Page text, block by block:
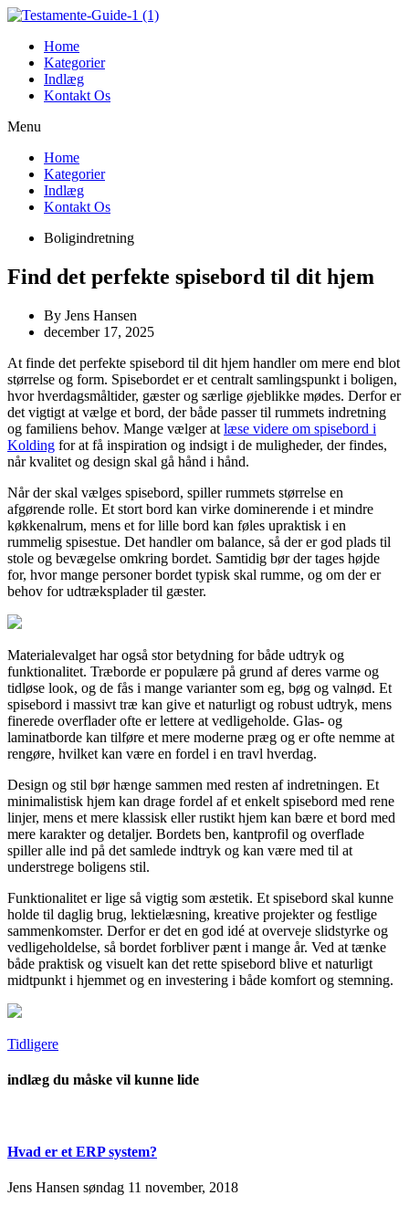
Videre
indholdHome
Kategorier
Indlæg
Kontakt Os
Menu
Home
Kategorier
Indlæg
Kontakt Os
Boligindretning
Find det perfekte spisebord til dit hjem
By Jens Hansen
december 17, 2025
At finde det perfekte spisebord til dit hjem handler om mere end blot
størrelse og form. Spisebordet er et centralt samlingspunkt i boligen,
hvor hverdagsmåltider, gæster og særlige øjeblikke mødes. Derfor er
det vigtigt at vælge et bord, der både passer til rummets indretning
og familiens behov. Mange vælger at læse videre om spisebord i
Kolding for at få inspiration og indsigt i de muligheder, der findes,
når kvalitet og design skal gå hånd i hånd.
Når der skal vælges spisebord, spiller rummets størrelse en
afgørende rolle. Et stort bord kan virke dominerende i et mindre
køkkenalrum, mens et for lille bord kan føles upraktisk i en
rummelig spisestue. Det handler om balance, så der er god plads til
stole og bevægelse omkring bordet. Samtidig bør der tages højde
for, hvor mange personer bordet typisk skal rumme, og om der er
behov for udtræksplader til gæster.
Materialevalget har også stor betydning for både udtryk og
funktionalitet. Træborde er populære på grund af deres varme og
tidløse look, og de fås i mange varianter som eg, bøg og valnød. Et
spisebord i massivt træ kan give et naturligt og robust udtryk, mens
finerede overflader ofte er lettere at vedligeholde. Glas- og
laminatborde kan tilføre et mere moderne præg og er ofte nemme at
rengøre, hvilket kan være en fordel i en travl hverdag.
Design og stil bør hænge sammen med resten af indretningen. Et
minimalistisk hjem kan drage fordel af et enkelt spisebord med rene
linjer, mens et mere klassisk eller rustikt hjem kan bære et bord med
mere karakter og detaljer. Bordets ben, kantprofil og overflade
spiller alle ind på det samlede indtryk og kan være med til at
understrege boligens stil.
Funktionalitet er lige så vigtig som æstetik. Et spisebord skal kunne
holde til daglig brug, lektielæsning, kreative projekter og festlige
sammenkomster. Derfor er det en god idé at overveje slidstyrke og
vedligeholdelse, så bordet forbliver pænt i mange år. Ved at tænke
både praktisk og visuelt kan det rette spisebord blive et naturligt
midtpunkt i hjemmet og en investering i både komfort og stemning.
Tidligere
indlæg du måske vil kunne lide
Hvad er et ERP system?
Jens Hansen søndag 11 november, 2018